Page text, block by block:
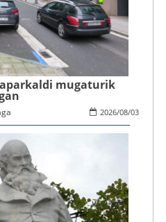
mugaturik
2026/08/03